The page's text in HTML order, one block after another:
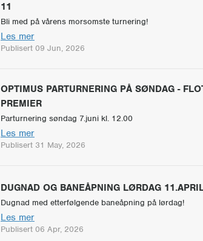
11
Bli med på vårens morsomste turnering!
Les mer
Publisert 09 Jun, 2026
OPTIMUS PARTURNERING PÅ SØNDAG -
PREMIER
Parturnering søndag 7.juni kl. 12.00
Les mer
Publisert 31 May, 2026
DUGNAD OG BANEÅPNING LØRDAG
Dugnad med etterfølgende baneåpning på lørdag!
Les mer
Publisert 06 Apr, 2026